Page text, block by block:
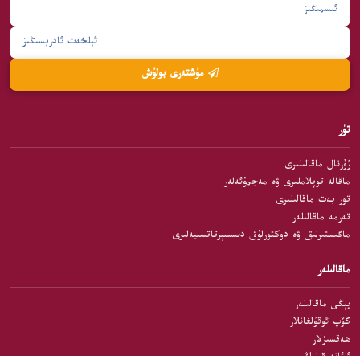
تۈر
ژۇرنال ماقالىلىرى
ماقالە توپلاملىرى ۋە مەجمۇئەلەر
تور بەت ماقالىلىرى
تەرمە ماقالىلەر
ماگىستىرلىق ۋە دوكتورلۇق دىسسېرتاتسىيەلىرى
ماقالىلەر
يېڭى ماقالىلەر
كۆپ ئوقۇلغانلار
ھەقسىزلار